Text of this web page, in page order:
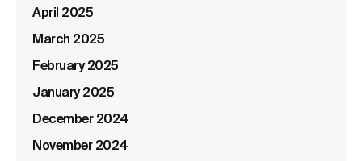
April 2025
March 2025
February 2025
January 2025
December 2024
November 2024